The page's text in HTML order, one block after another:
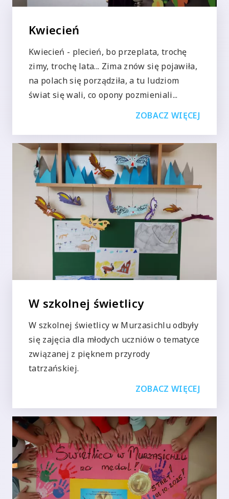
Kwiecień
Kwiecień - plecień, bo przeplata, trochę
zimy, trochę lata... Zima znów się pojawiła,
na polach się porządziła, a tu ludziom
świat się wali, co opony pozmieniali...
ZOBACZ WIĘCEJ
W szkolnej świetlicy
W szkolnej świetlicy w Murzasichlu odbyły
się zajęcia dla młodych uczniów o tematyce
związanej z pięknem przyrody
tatrzańskiej.
ZOBACZ WIĘCEJ